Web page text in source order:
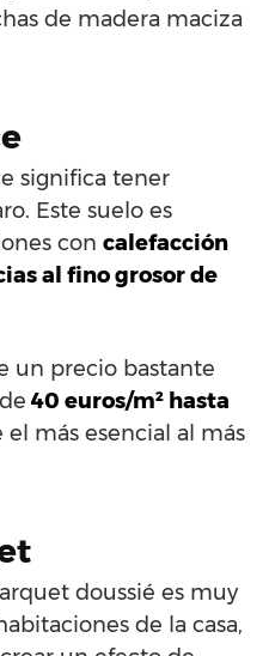
de madera maciza
significa tener
Este suelo es
con calefacción
al fino grosor de
un precio bastante
40 euros/m² hasta
el más esencial al más
doussié es muy
de la casa,